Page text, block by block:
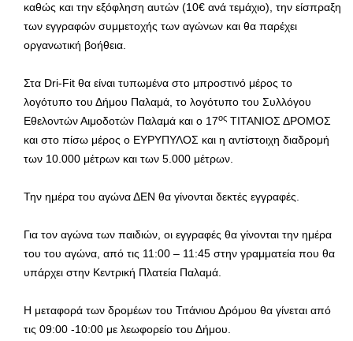
καθώς και την εξόφληση αυτών (10€ ανά τεμάχιο), την είσπραξη
των εγγραφών συμμετοχής των αγώνων και θα παρέχει
οργανωτική βοήθεια.
Στα Dri-Fit θα είναι τυπωμένα στο μπροστινό μέρος το
λογότυπο του Δήμου Παλαμά, το λογότυπο του Συλλόγου
Εθελοντών Αιμοδοτών Παλαμά και ο 17ος ΤΙΤΑΝΙΟΣ ΔΡΟΜΟΣ
και στο πίσω μέρος ο ΕΥΡΥΠΥΛΟΣ και η αντίστοιχη διαδρομή
των 10.000 μέτρων και των 5.000 μέτρων.
Την ημέρα του αγώνα ΔΕΝ θα γίνονται δεκτές εγγραφές.
Για τον αγώνα των παιδιών, οι εγγραφές θα γίνονται την ημέρα
του του αγώνα, από τις 11:00 – 11:45 στην γραμματεία που θα
υπάρχει στην Κεντρική Πλατεία Παλαμά.
Η μεταφορά των δρομέων του Τιτάνιου Δρόμου θα γίνεται από
τις 09:00 -10:00 με λεωφορείο του Δήμου.